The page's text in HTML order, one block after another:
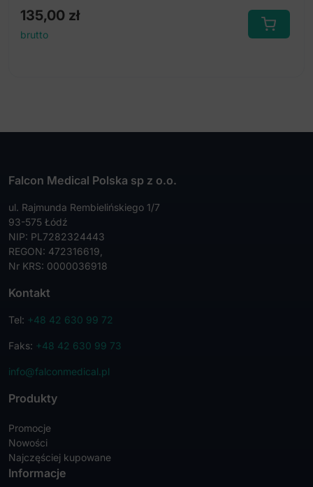
135,00 zł
brutto
Falcon Medical Polska sp z o.o.
ul. Rajmunda Rembielińskiego 1/7
93-575 Łódź
NIP: PL7282324443
REGON: 472316619,
Nr KRS: 0000036918
Kontakt
Tel: +48 42 630 99 72
Faks: +48 42 630 99 73
info@falconmedical.pl
Produkty
Promocje
Nowości
Najczęściej kupowane
Informacje